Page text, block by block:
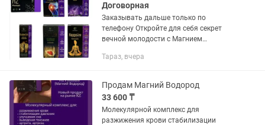
Договорная
Заказывать дальше только по
телефону Откройте для себя секрет
вечной молодости с Магнием
продукт не просто обещает перемену,
поток...
Тараз, вчера
Продам Магний Водород
33 600 ₸
Молекулярной комплекс для
разжижения крови стабилизации